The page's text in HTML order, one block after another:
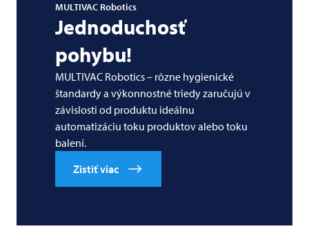
MULTIVAC Robotics
Jednoduchosť
pohybu!
MULTIVAC Robotics – rôzne hygienické
štandardy a výkonnostné triedy zaručujú v
závislosti od produktu ideálnu
automatizáciu toku produktov alebo toku
balení.
Zistiť viac